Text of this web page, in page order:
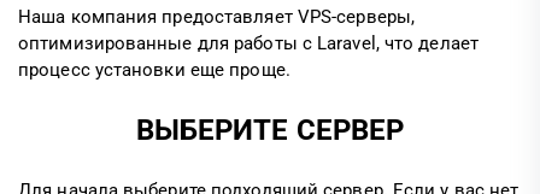
Наша компания предоставляет VPS-серверы,
оптимизированные для работы с Laravel, что делает
процесс установки еще проще.
ВЫБЕРИТЕ СЕРВЕР